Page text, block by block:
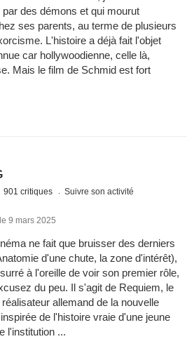
des démons et qui mourut
ses parents, au terme de plusieurs
L'histoire a déjà fait l'objet
car hollywoodienne, celle là,
Mais le film de Schmid est fort
901 critiques Suivre son activité
9 mars 2025
ne fait que bruisser des derniers
d'une chute, la zone d'intérêt),
à l'oreille de voir son premier rôle,
du peu. Il s'agit de Requiem, le
allemand de la nouvelle
de l'histoire vraie d'une jeune
l'institution ...